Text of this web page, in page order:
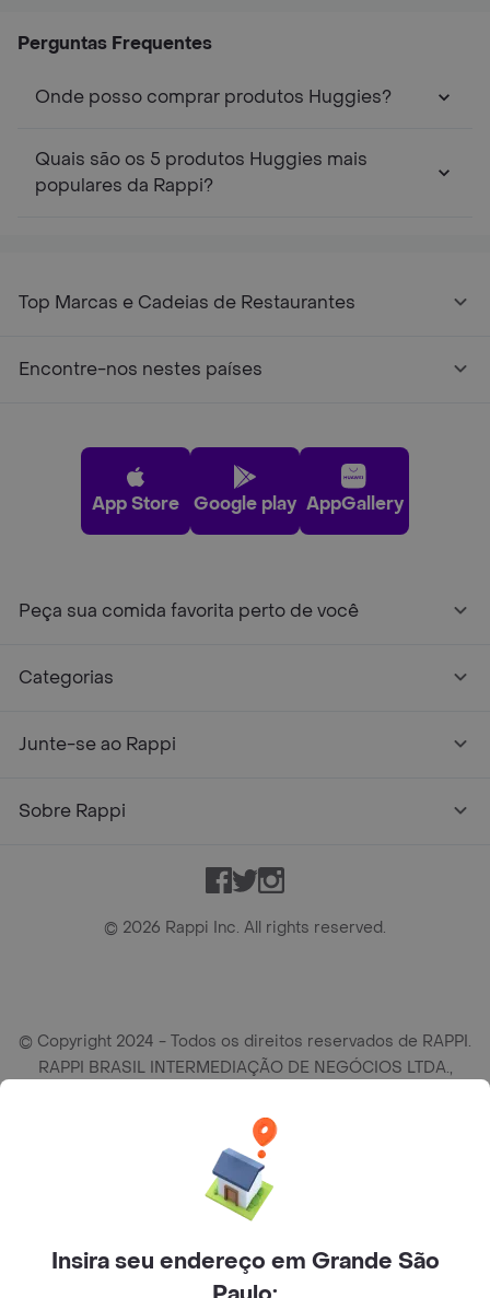
Perguntas Frequentes
Onde posso comprar produtos Huggies?
Quais são os 5 produtos Huggies mais
populares da Rappi?
Top Marcas e Cadeias de Restaurantes
Encontre-nos nestes países
App Store Google play AppGallery
Peça sua comida favorita perto de você
Categorias
Junte-se ao Rappi
Sobre Rappi
Facebook
TwitterInstagram
© 2026 Rappi Inc. All rights reserved.
© Copyright 2024 - Todos os direitos reservados de RAPPI.
RAPPI BRASIL INTERMEDIAÇÃO DE NEGÓCIOS LTDA.,
conj. 91, Lado A, Cerqueira Cesar, São Paulo/SP CEP. 01414-
905, CNPJ/MF n° 26.900.161/0001-25.
Insira seu endereço em Grande São